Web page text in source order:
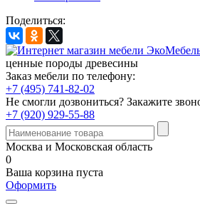
Поделиться:
ценные породы древесины
Заказ мебели по телефону:
+7 (495) 741-82-02
Не смогли дозвониться? Закажите
+7 (920) 929-55-88
Москва и Московская область
0
Ваша корзина пуста
Оформить